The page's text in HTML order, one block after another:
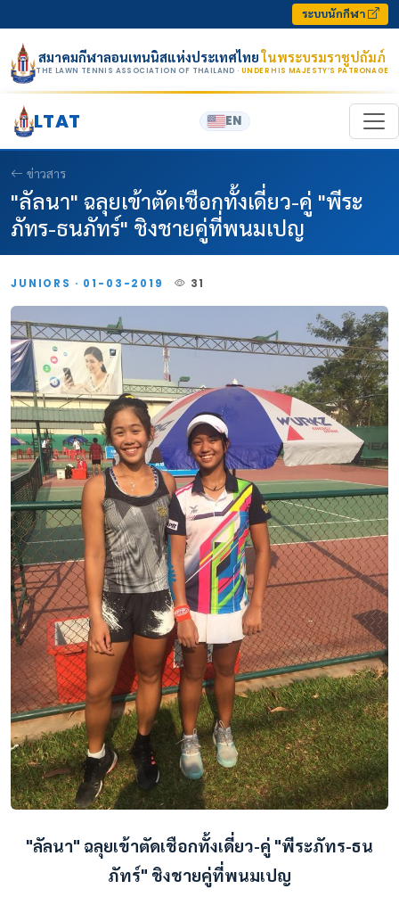
ระบบนักกีฬา
สมาคมกีฬาลอนเทนนิสแห่งประเทศไทยในพระบรมราชูปถัมภ์
THE LAWN TENNIS ASSOCIATION OF THAILAND · UNDER HIS MAJESTY’S PATRONAGE
LTAT EN
ข่าวสาร
"ลัลนา" ฉลุยเข้าตัดเชือกทั้งเดี่ยว-คู่ "พีระ
ภัทร-ธนภัทร์" ชิงชายคู่ที่พนมเปญ
JUNIORS · 01-03-2019 31
"ลัลนา" ฉลุยเข้าตัดเชือกทั้งเดี่ยว-คู่ "พีระภัทร-ธน
ภัทร์" ชิงชายคู่ที่พนมเปญ